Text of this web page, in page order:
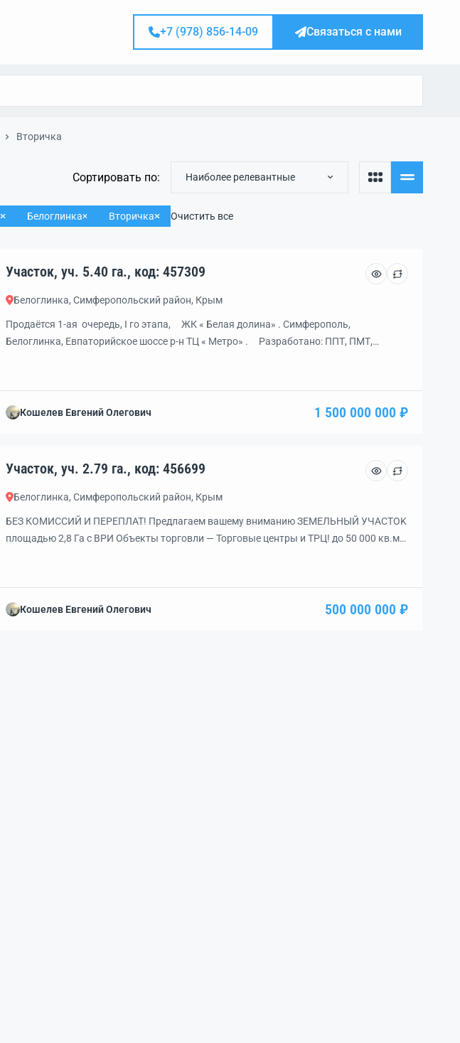
+7 (978) 856-14-09 Связаться с нами
Вторичка
Сортировать по: Наиболее релевантные
Белоглинка Вторичка Очистить все
Участок, уч. 5.40 га., код: 457309
Белоглинка, Симферопольский район, Крым
Продаётся 1-ая очередь, I го этапа, ЖК « Белая долина» . Симферополь,
Белоглинка, Евпаторийское шоссе р-н ТЦ « Метро» . Разработано: ППТ, ПМТ,
подключение — 400 метров; вода, заведена; канализация (через […]
Кошелев Евгений Олегович
1 500 000 000 ₽
Участок, уч. 2.79 га., код: 456699
Белоглинка, Симферопольский район, Крым
БЕЗ КОМИССИЙ И ПЕРЕПЛАТ! Пpeдлaгaeм вaшему вниманию ЗЕМЕЛЬНЫЙ УЧAСTОK
площaдью 2,8 Га с ВРИ Объекты торговли — Торговые центры и ТРЦ! до 50 000 кв.ми
фасадная часть участка длиной 240 метров находится на 1-ой линии Евпаторийское
шоссе! РАЗВИТАЯ ИНФРАСТРУКТУРА и ТРАНСПОРТНАЯ ДОСТУПНОСТЬ: — […]
Кошелев Евгений Олегович 500 000 000 ₽